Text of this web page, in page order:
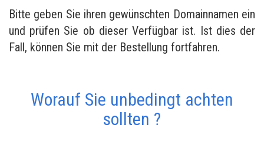
Bitte geben Sie ihren gewünschten Domainnamen ein
und prüfen Sie ob dieser Verfügbar ist. Ist dies der
Fall, können Sie mit der Bestellung fortfahren.
Worauf Sie unbedingt achten
sollten ?